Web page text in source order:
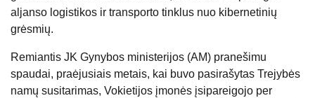
aljanso logistikos ir transporto tinklus nuo kibernetinių
grėsmių.
Remiantis JK Gynybos ministerijos (AM) pranešimu
spaudai, praėjusiais metais, kai buvo pasirašytas Trejybės
namų susitarimas, Vokietijos įmonės įsipareigojo per